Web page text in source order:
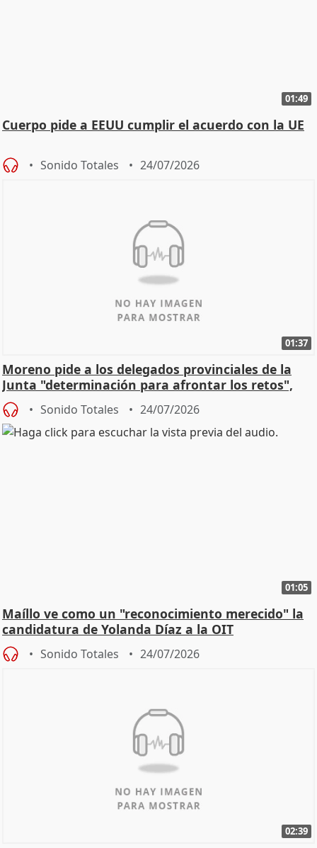
01:49
Cuerpo pide a EEUU cumplir el acuerdo con la UE
Sonido Totales 24/07/2026
01:37
Moreno pide a los delegados provinciales de la
Junta "determinación para afrontar los retos",
diálog
Sonido Totales 24/07/2026
01:05
Maíllo ve como un "reconocimiento merecido" la
candidatura de Yolanda Díaz a la OIT
Sonido Totales 24/07/2026
02:39